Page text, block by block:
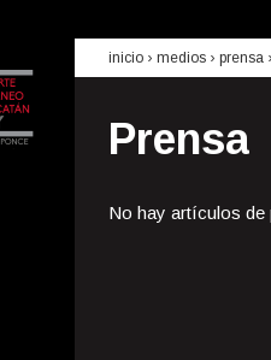
inicio › medios › prensa
Prensa
No hay artículos de